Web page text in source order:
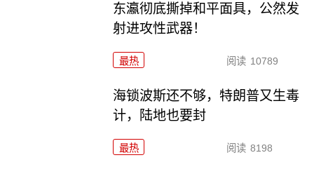
东瀛彻底撕掉和平面具，公然发
射进攻性武器！
最热 阅读 10789
海锁波斯还不够，特朗普又生毒
计，陆地也要封
最热 阅读 8198